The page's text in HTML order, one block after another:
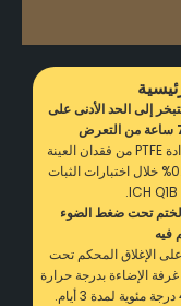
إلى الحد الأدنى على
تحد سدادة PTFE من فقدان العينة
إلى <0.5% خلال اختبارات الثبات
تحت ضغط الضوء
فيه
الإغلاق المحكم تحت
الإضاءة بدرجة حرارة